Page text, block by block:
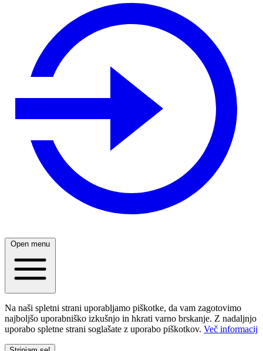
Open menu
Na naši spletni strani uporabljamo piškotke, da vam zagotovimo
najboljšo uporabniško izkušnjo in hkrati varno brskanje. Z nadaljnjo
uporabo spletne strani soglašate z uporabo piškotkov. Več informacij